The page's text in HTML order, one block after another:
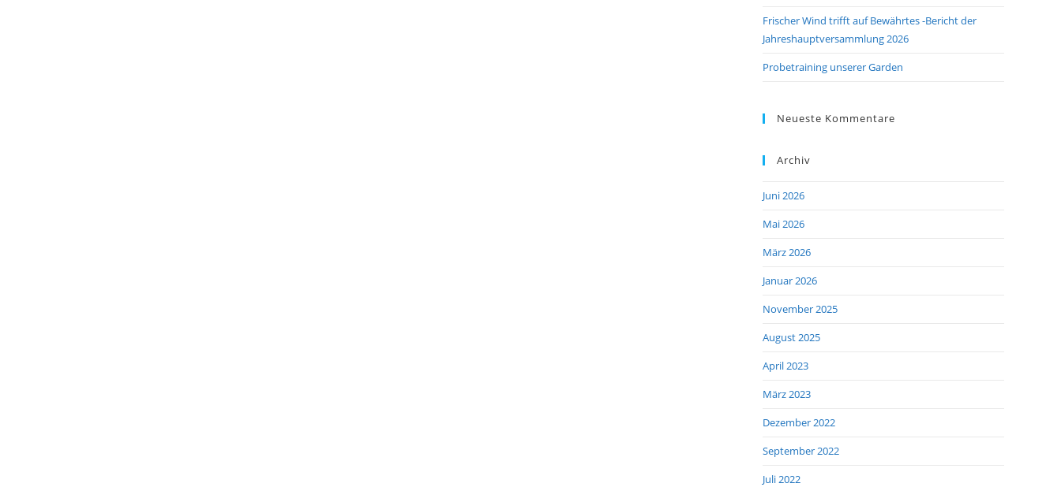
Frischer Wind trifft auf Bewährtes -Bericht der
Jahreshauptversammlung 2026
Probetraining unserer Garden
Neueste Kommentare
Archiv
Juni 2026
Mai 2026
März 2026
Januar 2026
November 2025
August 2025
April 2023
März 2023
Dezember 2022
September 2022
Juli 2022